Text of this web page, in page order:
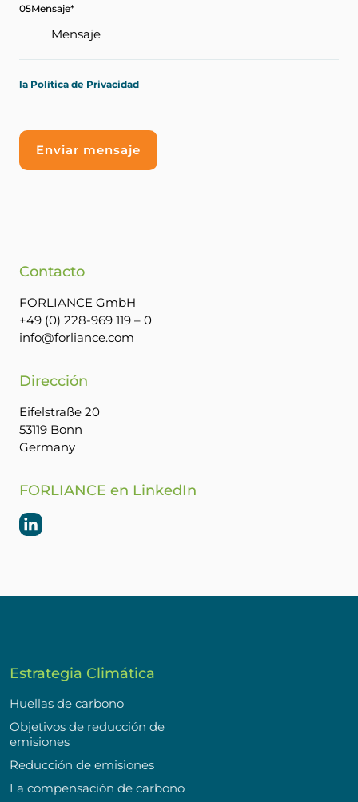
05Mensaje*
la Política de Privacidad
Contacto
FORLIANCE GmbH
+49 (0) 228-969 119 – 0
info@forliance.com
Dirección
Eifelstraße 20
53119 Bonn
Germany
FORLIANCE en LinkedIn
Estrategia Climática
Huellas de carbono
Objetivos de reducción de
emisiones
Reducción de emisiones
La compensación de carbono